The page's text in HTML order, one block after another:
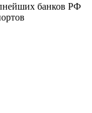
банков РФ